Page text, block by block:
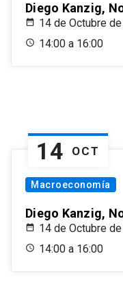
Diego Kanzig,
14 de Octubre
14:00 a 16:00
14 OCT
Macroeconomía
Diego Kanzig,
14 de Octubre
14:00 a 16:00